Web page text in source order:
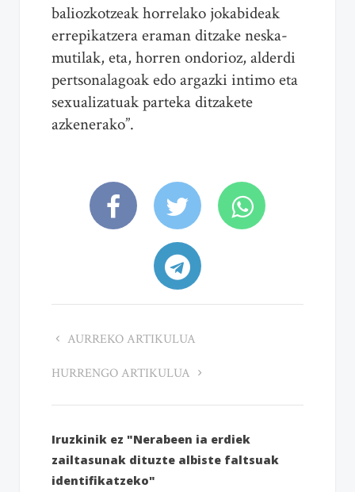
baliozkotzeak horrelako jokabideak
errepikatzera eraman ditzake neska-
mutilak, eta, horren ondorioz, alderdi
pertsonalagoak edo argazki intimo eta
sexualizatuak parteka ditzakete
azkenerako”.
AURREKO ARTIKULUA
HURRENGO ARTIKULUA
Iruzkinik ez "Nerabeen ia erdiek
zailtasunak dituzte albiste faltsuak
identifikatzeko"